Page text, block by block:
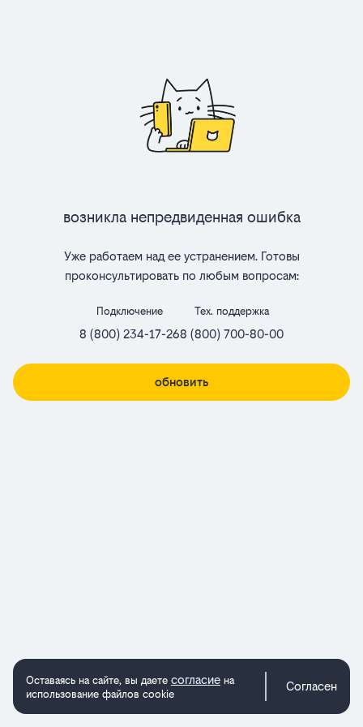
Возникла непредвиденная ошибка
Уже работаем над ее устранением. Готовы
проконсультировать по любым вопросам:
Подключение
8 (800) 234-17-26
Тех. поддержка
8 (800) 700-80-00
обновить
Оставаясь на сайте, вы даете согласие на
использование файлов cookie
Согласен